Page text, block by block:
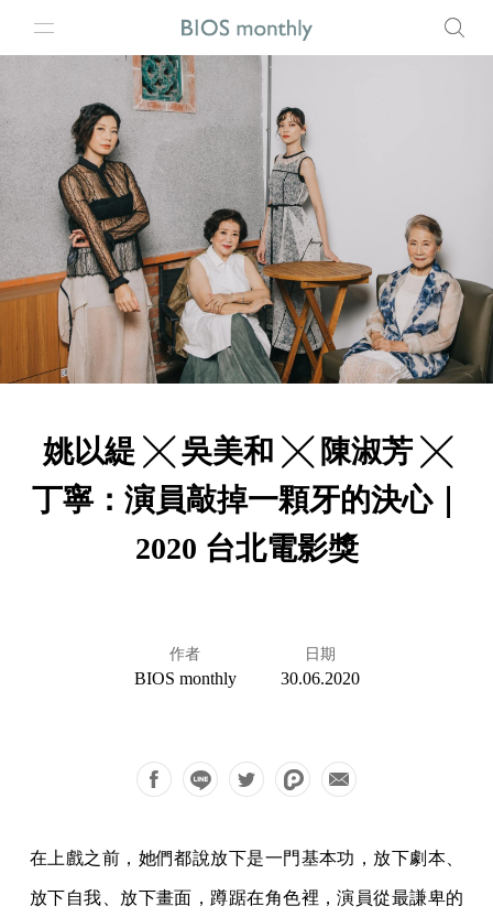
姚以緹 ╳ 吳美和 ╳ 陳淑芳 ╳
丁寧：演員敲掉一顆牙的決心｜
2020 台北電影獎
作者
BIOS monthly
日期
30.06.2020
在上戲之前，她們都說放下是一門基本功，放下劇本、
放下自我、放下畫面，蹲踞在角色裡，演員從最謙卑的